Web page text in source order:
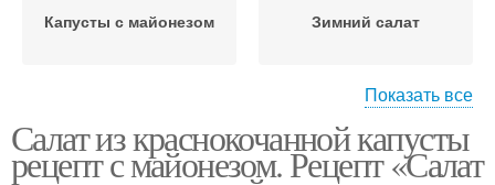
Капусты с майонезом Зимний салат
краснокочанной
капусты
Капусты на зиму
Показать все
Салат из краснокочанной капусты
рецепт с майонезом. Рецепт «Салат